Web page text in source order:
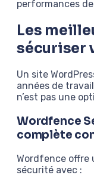
performances
Les
sécuriser
Un site
années de
n’est pas une
Wordfence
complète
Wordfence offre
sécurité avec :